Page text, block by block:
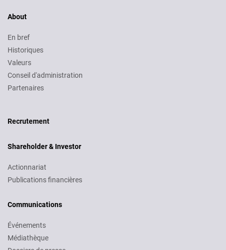
About
En bref
Historiques
Valeurs
Conseil d'administration
Partenaires
Recrutement
Shareholder & Investor
Actionnariat
Publications financières
Communications
Événements
Médiathèque